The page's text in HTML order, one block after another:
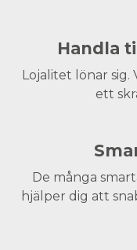
Handla
Lojalitet lönar
ett
De många
hjälper dig att